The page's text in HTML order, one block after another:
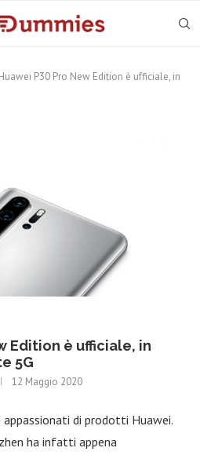
Huawei P30 Pro New Edition è ufficiale, in
Edition è ufficiale, in
5G
12 Maggio 2020
di prodotti Huawei.
ha infatti appena